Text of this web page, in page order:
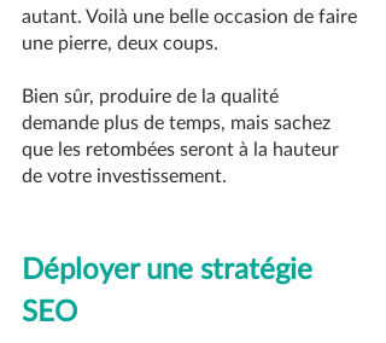
autant. Voilà une belle occasion de faire
une pierre, deux coups.
Bien sûr, produire de la qualité
demande plus de temps, mais sachez
que les retombées seront à la hauteur
de votre investissement.
Déployer une stratégie
SEO